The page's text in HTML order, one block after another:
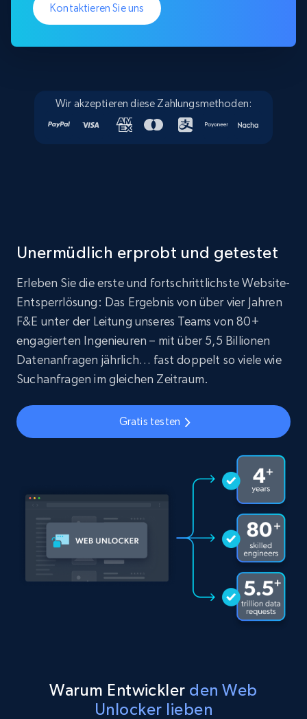
Kontaktieren Sie uns
Wir akzeptieren diese Zahlungsmethoden:
Unermüdlich erprobt und getestet
Erleben Sie die erste und fortschrittlichste Website-
Entsperrlösung: Das Ergebnis von über vier Jahren
F&E unter der Leitung unseres Teams von 80+
engagierten Ingenieuren – mit über 5,5 Billionen
Datenanfragen jährlich… fast doppelt so viele wie
Suchanfragen im gleichen Zeitraum.
Gratis testen
Warum Entwickler den Web
Unlocker lieben